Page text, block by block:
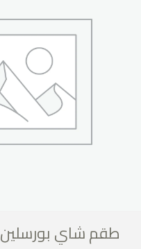
طقم شاي بورسلين 24 قطعه